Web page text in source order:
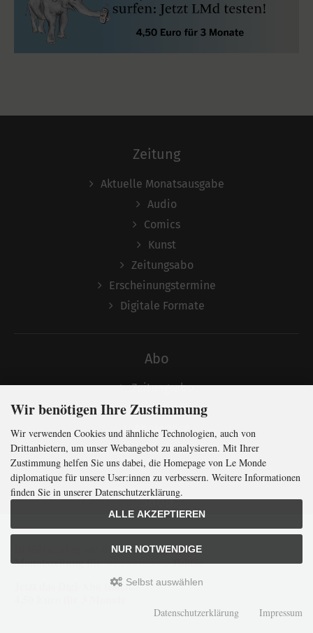
mit der weltweitgrößten
MonatszeitungfürinternationalePolitik
Jetzt das Digi-Abo testen:
Zeitung
Aktuelle Monatsausgabe
Audio
Comics
Kunst
Zeitungsabo
Erscheinungstermine
Digitale Formate
Abo
Zeitungsabo
Editionsabo
Aboservice
Download für AbonnentInnen
Shop
Atlas
Edition
Kontakt Shop
Wir benötigen Ihre Zustimmung
Wir verwenden Cookies und ähnliche Technologien, auch von
Drittanbietern, um unser Webangebot zu analysieren. Mit Ihrer
Zustimmung helfen Sie uns dabei, die Homepage von Le Monde
diplomatique für unsere User:innen zu verbessern. Weitere Informationen
finden Sie in unserer Datenschutzerklärung.
ALLE AKZEPTIEREN
NUR NOTWENDIGE
Selbst auswählen
Datenschutzerklärung Impressum